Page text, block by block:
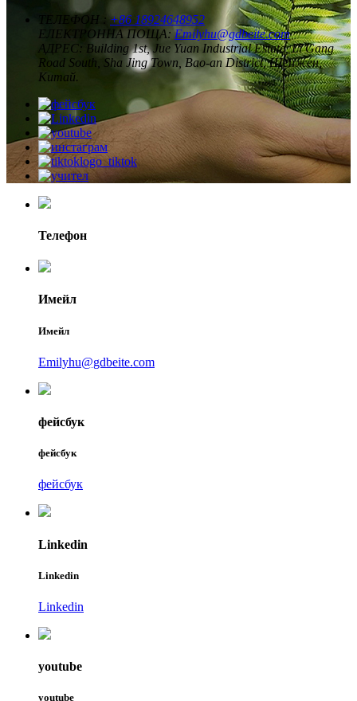
ТЕЛЕФОН : +86 18924648952
ЕЛЕКТРОННА ПОЩА: Emilyhu@gdbeite.com
АДРЕС: Building 1st, Jue Yuan Industrial Estate, Li Gang
Road South, Sha Jing Town, Bao-an District, Шенжен,
Китай.
Телефон
Имейл
Имейл
Emilyhu@gdbeite.com
фейсбук
фейсбук
фейсбук
Linkedin
Linkedin
Linkedin
youtube
youtube